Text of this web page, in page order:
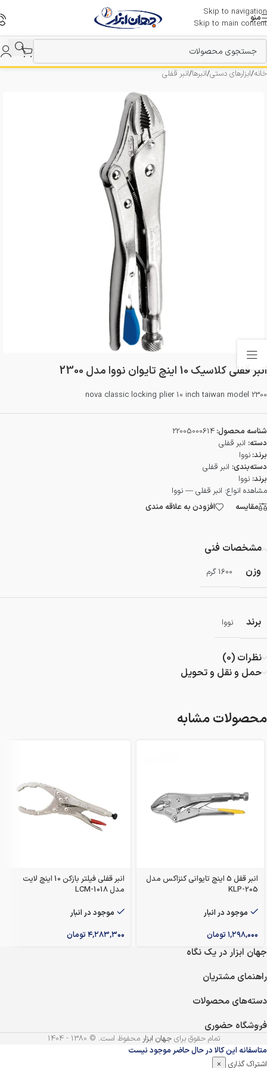
Skip to navigation
Skip to main content
منو
خانه/ابزارهای دستی/انبرها/انبر قفلی
انبر قفلی کلاسیک 10 اینچ تایوان نووا مدل 2300
nova classic locking plier 10 inch taiwan model 2300
شناسه محصول: 22005000614
دسته: انبر قفلی
برند: نووا
دسته‌بندی: انبر قفلی
برند: نووا
مشاهده انواع: انبر قفلی — نووا
مقایسه
افزودن به علاقه مندی
مشخصات فنی
وزن
1600 گرم
برند نووا
نظرات (0)
حمل و نقل و تحویل
محصولات مشابه
انبر قفل 5 اینچ تایوانی کنزاکس مدل
KLP-205
موجود در انبار
۱,۲۹۸,۰۰۰تومان
انبر قفلی فیلتر بازکن 10 اینچ لایت
مدل LCM-1018
موجود در انبار
۴,۲۸۳,۳۰۰تومان
جهان ابزار در یک نگاه
راهنمای مشتریان
دسته‌های محصولات
فروشگاه حضوری
تمام حقوق برایجهان ابزار محفوظ است. © 1380 - 1404
متاسفانه این کالا در حال حاضر موجود نیست
اشتراک گذاری
×